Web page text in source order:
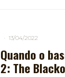
· 13/04/2022
Quando o
2: The